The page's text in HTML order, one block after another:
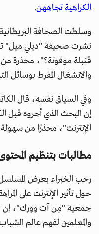
الكراهية تجاههن.
وسلطت الصحافة
نشرت صحيفة "ديلي ميل"
قنبلة موقوتة؟"، محذرة
والانشغال المفرط بوسائل
وفي السياق نفسه، قال
إن البحث الذي أجروه قبل
الإنترنت"، محذرًا من
مطالبات بتنظيم
رحب الخبراء بعرض
حول تأثير الإنترنت على
جمعية "مِن آت وورك"، إن
والمعلمين لفهم عالم